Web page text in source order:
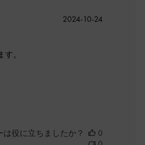
。
公
2024-10-24
は役に立ちましたか？
0